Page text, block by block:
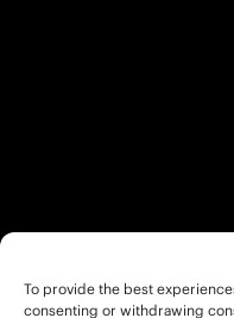
To provide the best
consenting or withdrawing